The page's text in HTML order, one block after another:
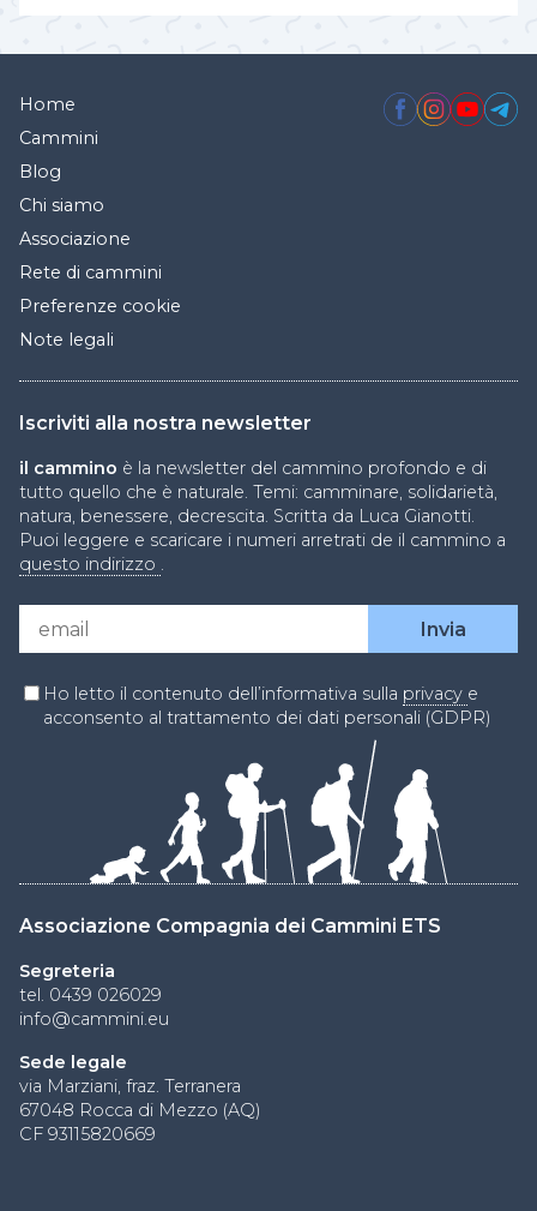
Associazione Compagnia dei Cammini ETS
Segreteria
tel. 0439 026029
info@cammini.eu
Sede legale
via Marziani, fraz. Terranera
67048 Rocca di Mezzo (AQ)
CF 93115820669
Home
Cammini
Blog
Chi siamo
Associazione
Rete di cammini
Preferenze cookie
Note legali
Iscriviti alla nostra newsletter
il cammino è la newsletter del cammino profondo e di
tutto quello che è naturale. Temi: camminare, solidarietà,
natura, benessere, decrescita. Scritta da Luca Gianotti.
Puoi leggere e scaricare i numeri arretrati de il cammino a
questo indirizzo .
Ho letto il contenuto dell’informativa sulla privacy e
acconsento al trattamento dei dati personali (GDPR)